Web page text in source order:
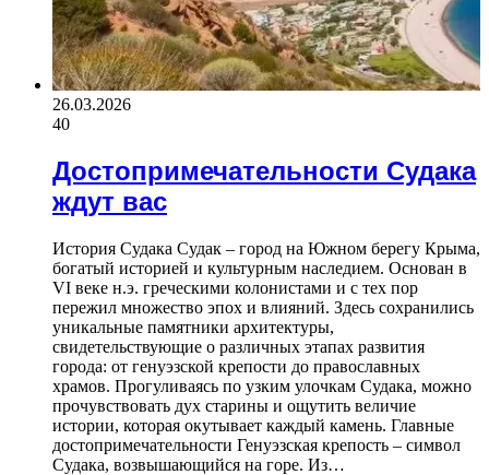
26.03.2026
40
Достопримечательности Судака
ждут вас
История Судака Судак – город на Южном берегу Крыма,
богатый историей и культурным наследием. Основан в
VI веке н.э. греческими колонистами и с тех пор
пережил множество эпох и влияний. Здесь сохранились
уникальные памятники архитектуры,
свидетельствующие о различных этапах развития
города: от генуэзской крепости до православных
храмов. Прогуливаясь по узким улочкам Судака, можно
прочувствовать дух старины и ощутить величие
истории, которая окутывает каждый камень. Главные
достопримечательности Генуэзская крепость – символ
Судака, возвышающийся на горе. Из…